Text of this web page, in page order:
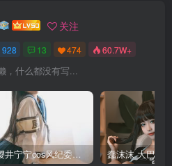
关注
928 13 474 60.7W+
，什么都没有写...
樱井宁宁cos风纪委员写真套图